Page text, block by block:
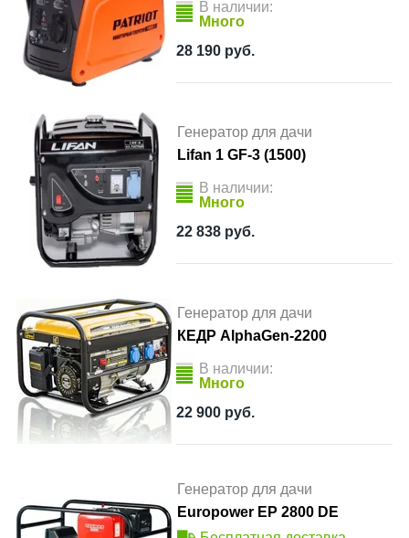
В наличии:
Много
28 190 руб.
Генератор для дачи
Lifan 1 GF-3 (1500)
В наличии:
Много
22 838 руб.
Генератор для дачи
КЕДР AlphaGen-2200
В наличии:
Много
22 900 руб.
Генератор для дачи
Europower EP 2800 DE